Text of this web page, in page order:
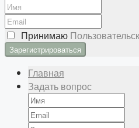
Принимаю
Главная
Задать вопрос